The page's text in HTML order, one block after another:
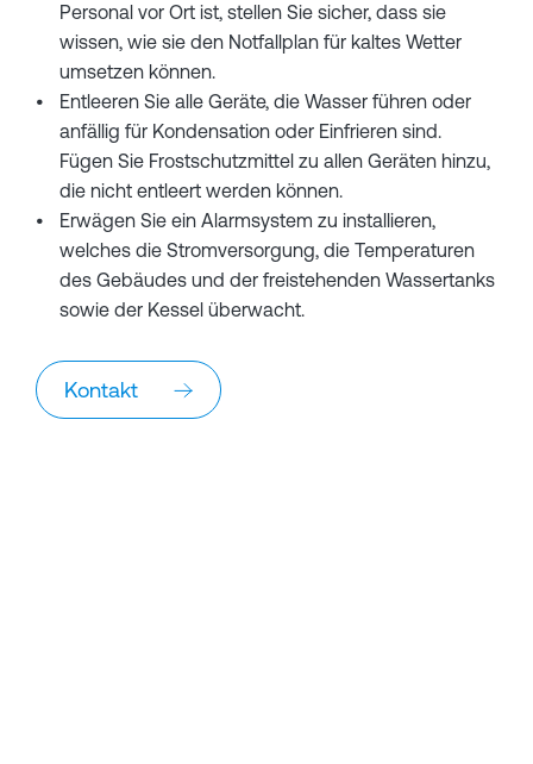
Personal vor Ort ist, stellen Sie sicher, dass sie
wissen, wie sie den Notfallplan für kaltes Wetter
umsetzen können.
Entleeren Sie alle Geräte, die Wasser führen oder
anfällig für Kondensation oder Einfrieren sind.
Fügen Sie Frostschutzmittel zu allen Geräten hinzu,
die nicht entleert werden können.
Erwägen Sie ein Alarmsystem zu installieren,
welches die Stromversorgung, die Temperaturen
des Gebäudes und der freistehenden Wassertanks
sowie der Kessel überwacht.
Kontakt